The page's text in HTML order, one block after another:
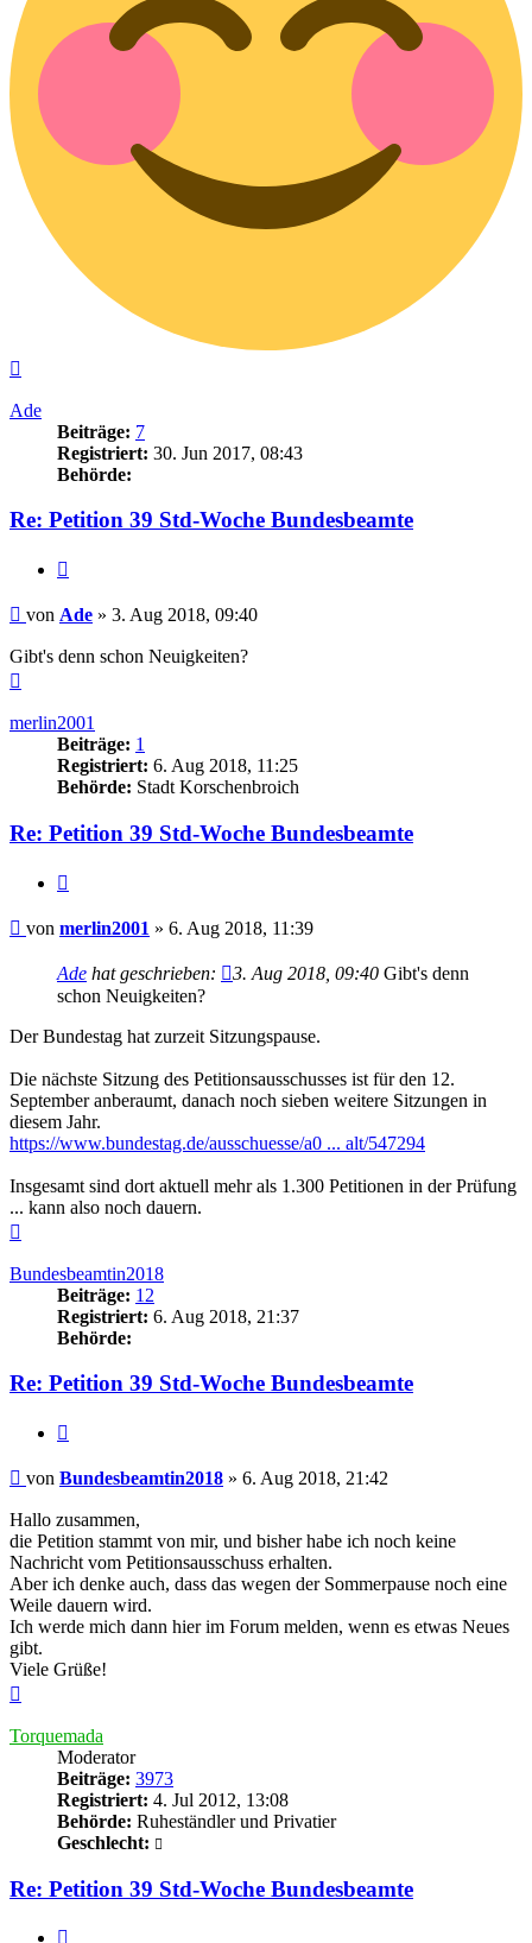
Ade
Beiträge: 7
Registriert: 30. Jun 2017, 08:43
Behörde:
Re: Petition 39 Std-Woche Bundesbeamte
Beitrag
von Ade » 3. Aug 2018, 09:40
Gibt's denn schon Neuigkeiten?
merlin2001
Beiträge: 1
Registriert: 6. Aug 2018, 11:25
Behörde: Stadt Korschenbroich
Re: Petition 39 Std-Woche Bundesbeamte
Beitrag
von merlin2001 » 6. Aug 2018, 11:39
Ade hat geschrieben: 3. Aug 2018, 09:40 Gibt's denn
schon Neuigkeiten?
Der Bundestag hat zurzeit Sitzungspause.
Die nächste Sitzung des Petitionsausschusses ist für den 12.
September anberaumt, danach noch sieben weitere Sitzungen in
diesem Jahr.
https://www.bundestag.de/ausschuesse/a0 ... alt/547294
Insgesamt sind dort aktuell mehr als 1.300 Petitionen in der Prüfung
... kann also noch dauern.
Bundesbeamtin2018
Beiträge: 12
Registriert: 6. Aug 2018, 21:37
Behörde:
Re: Petition 39 Std-Woche Bundesbeamte
Beitrag
von Bundesbeamtin2018 » 6. Aug 2018, 21:42
Hallo zusammen,
die Petition stammt von mir, und bisher habe ich noch keine
Nachricht vom Petitionsausschuss erhalten.
Aber ich denke auch, dass das wegen der Sommerpause noch eine
Weile dauern wird.
Ich werde mich dann hier im Forum melden, wenn es etwas Neues
gibt.
Viele Grüße!
Torquemada
Moderator
Beiträge: 3973
Registriert: 4. Jul 2012, 13:08
Behörde: Ruheständler und Privatier
Geschlecht:
Re: Petition 39 Std-Woche Bundesbeamte